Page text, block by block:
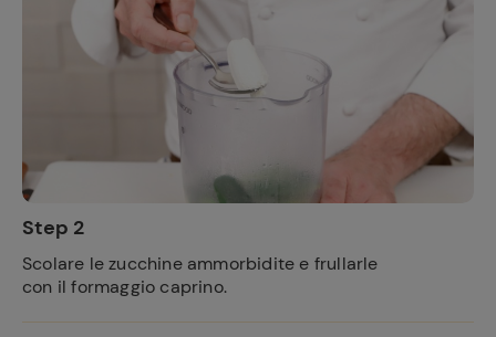
Step 2
Scolare le zucchine ammorbidite e frullarle
con il formaggio caprino.